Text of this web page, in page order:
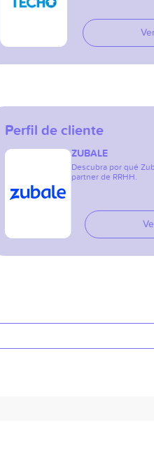
Perfil de cliente
ZUBALE
Descubra por qué
partner de RRHH.